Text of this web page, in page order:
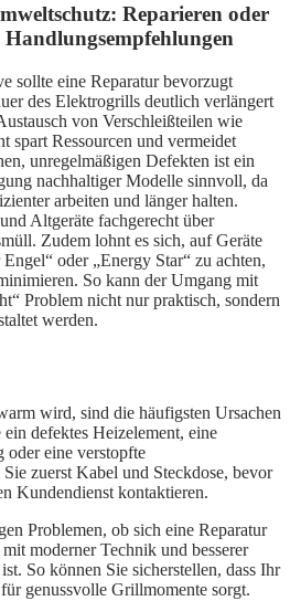
Reparieren oder
Handlungsempfehlungen
sollte eine Reparatur bevorzugt
des Elektrogrills deutlich verlängert
von Verschleißteilen wie
spart Ressourcen und vermeidet
unregelmäßigen Defekten ist ein
nachhaltiger Modelle sinnvoll, da
arbeiten und länger halten.
Altgeräte fachgerecht über
Zudem lohnt es sich, auf Geräte
oder „Energy Star“ zu achten,
So kann der Umgang mit
Problem nicht nur praktisch, sondern
werden.
wird, sind die häufigsten Ursachen
defektes Heizelement, eine
oder eine verstopfte
zuerst Kabel und Steckdose, bevor
Kundendienst kontaktieren.
Problemen, ob sich eine Reparatur
moderner Technik und besserer
So können Sie sicherstellen, dass Ihr
genussvolle Grillmomente sorgt.